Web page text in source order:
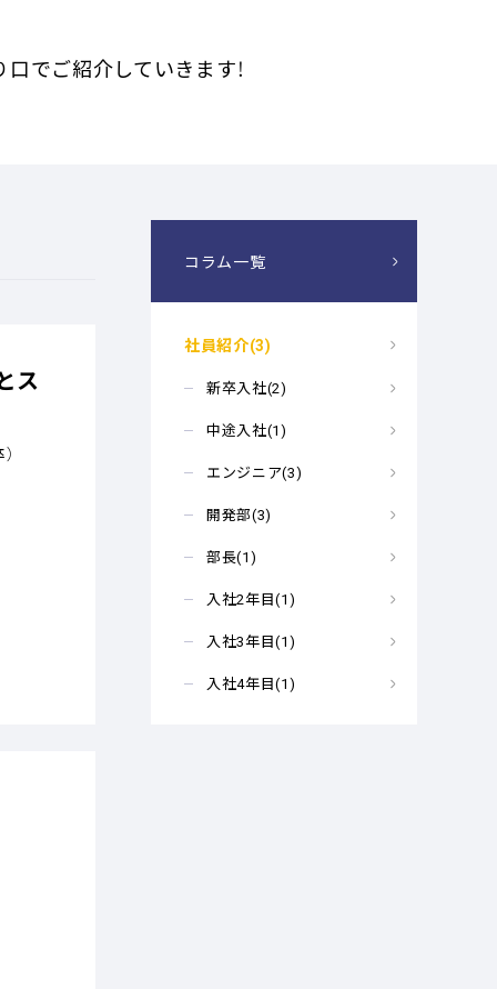
でご紹介していきます！
ス
コラム一覧
社員紹介(3)
新卒入社(2)
中途入社(1)
エンジニア(3)
開発部(3)
部長(1)
入社2年目(1)
入社3年目(1)
入社4年目(1)